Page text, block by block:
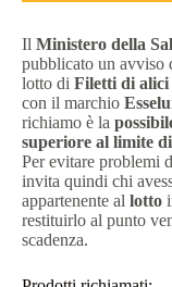
Il Ministero della
pubblicato un avviso
lotto di Filetti di alici
con il marchio
richiamo è la
superiore al limite
Per evitare problemi
invita quindi chi
appartenente al lotto
restituirlo al punto
scadenza.